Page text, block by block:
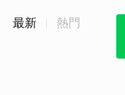
最新 熱門